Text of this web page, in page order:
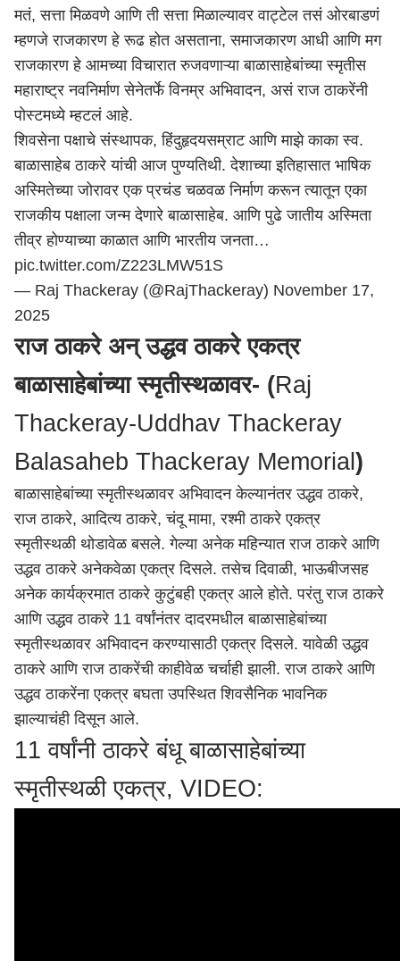
मतं, सत्ता मिळवणे आणि ती सत्ता मिळाल्यावर वाट्टेल तसं ओरबाडणं
म्हणजे राजकारण हे रूढ होत असताना, समाजकारण आधी आणि मग
राजकारण हे आमच्या विचारात रुजवणाऱ्या बाळासाहेबांच्या स्मृतीस
महाराष्ट्र नवनिर्माण सेनेतर्फे विनम्र अभिवादन, असं राज ठाकरेंनी
पोस्टमध्ये म्हटलं आहे.
शिवसेना पक्षाचे संस्थापक, हिंदुहृदयसम्राट आणि माझे काका स्व.
बाळासाहेब ठाकरे यांची आज पुण्यतिथी. देशाच्या इतिहासात भाषिक
अस्मितेच्या जोरावर एक प्रचंड चळवळ निर्माण करून त्यातून एका
राजकीय पक्षाला जन्म देणारे बाळासाहेब. आणि पुढे जातीय अस्मिता
तीव्र होण्याच्या काळात आणि भारतीय जनता…
pic.twitter.com/Z223LMW51S
— Raj Thackeray (@RajThackeray) November 17,
2025
राज ठाकरे अन् उद्धव ठाकरे एकत्र
बाळासाहेबांच्या स्मृतीस्थळावर- (Raj
Thackeray-Uddhav Thackeray
Balasaheb Thackeray Memorial )
बाळासाहेबांच्या स्मृतीस्थळावर अभिवादन केल्यानंतर उद्धव ठाकरे,
राज ठाकरे, आदित्य ठाकरे, चंदू मामा, रश्मी ठाकरे एकत्र
स्मृतीस्थळी थोडावेळ बसले. गेल्या अनेक महिन्यात राज ठाकरे आणि
उद्धव ठाकरे अनेकवेळा एकत्र दिसले. तसेच दिवाळी, भाऊबीजसह
अनेक कार्यक्रमात ठाकरे कुटुंबही एकत्र आले होते. परंतु राज ठाकरे
आणि उद्धव ठाकरे 11 वर्षांनंतर दादरमधील बाळासाहेबांच्या
स्मृतीस्थळावर अभिवादन करण्यासाठी एकत्र दिसले. यावेळी उद्धव
ठाकरे आणि राज ठाकरेंची काहीवेळ चर्चाही झाली. राज ठाकरे आणि
उद्धव ठाकरेंना एकत्र बघता उपस्थित शिवसैनिक भावनिक
झाल्याचंही दिसून आले.
11 वर्षांनी ठाकरे बंधू बाळासाहेबांच्या
स्मृतीस्थळी एकत्र, VIDEO: